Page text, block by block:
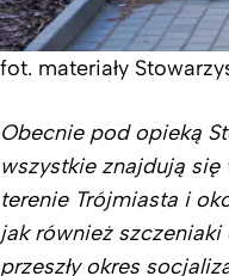
fot. materiały
Obecnie pod opieką
wszystkie znajdują
terenie Trójmiasta i
jak również
przeszły okres